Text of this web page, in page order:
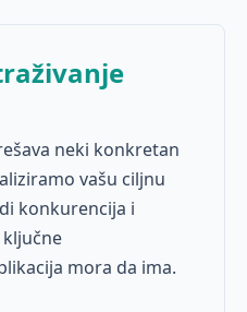
neki konkretan
vašu ciljnu
konkurencija i
mora da ima.